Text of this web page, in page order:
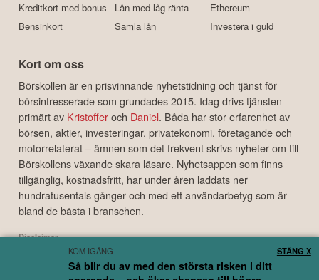
Kreditkort med bonus
Bensinkort
Lån med låg ränta
Samla lån
Ethereum
Investera i guld
Kort om oss
Börskollen är en prisvinnande nyhetstidning och tjänst för
börsintresserade som grundades 2015. Idag drivs tjänsten
primärt av Kristofferoch Daniel. Båda har stor erfarenhet av
börsen, aktier, investeringar, privatekonomi, företagande och
motorrelaterat – ämnen som det frekvent skrivs nyheter om till
Börskollens växande skara läsare. Nyhetsappen som finns
tillgänglig, kostnadsfritt, har under åren laddats ner
hundratusentals gånger och med ett användarbetyg som är
bland de bästa i branschen.
Disclaimer
Börskollen Sverige AB ("Börskollen") är inte finansiella rådgivare, står inte under
finansinspektionens tillsyn och ger inga råd till dig. Detta innebär att
KOM IGÅNG
Så blir du av med den största risken i ditt
STÄNG X